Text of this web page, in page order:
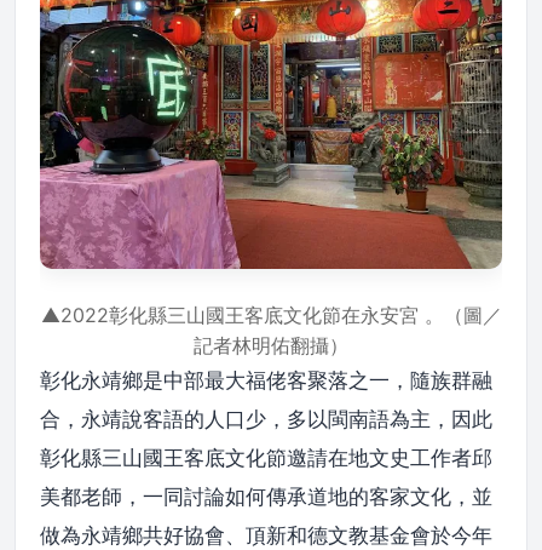
▲2022彰化縣三山國王客底文化節在永安宮 。（圖／
記者林明佑翻攝）
彰化永靖鄉是中部最大福佬客聚落之一，隨族群融
合，永靖說客語的人口少，多以閩南語為主，因此
彰化縣三山國王客底文化節邀請在地文史工作者邱
美都老師，一同討論如何傳承道地的客家文化，並
做為永靖鄉共好協會、頂新和德文教基金會於今年